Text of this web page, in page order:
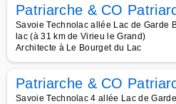
Patriarche & CO
Savoie Technolac allée Lac de Garde
lac (à 31 km de Virieu le Grand)
Architecte à Le Bourget du Lac
Patriarche & CO
Savoie Technolac 4 allée Lac de